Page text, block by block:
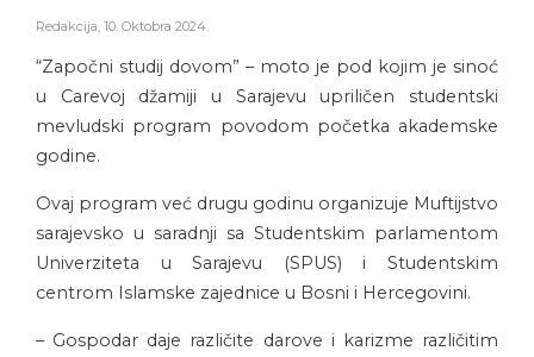
Redakcija, 10. Oktobra 2024.
“Započni studij dovom” – moto je pod kojim je sinoć
u Carevoj džamiji u Sarajevu upriličen studentski
mevludski program povodom početka akademske
godine.
Ovaj program već drugu godinu organizuje Muftijstvo
sarajevsko u saradnji sa Studentskim parlamentom
Univerziteta u Sarajevu (SPUS) i Studentskim
centrom Islamske zajednice u Bosni i Hercegovini.
– Gospodar daje različite darove i karizme različitim